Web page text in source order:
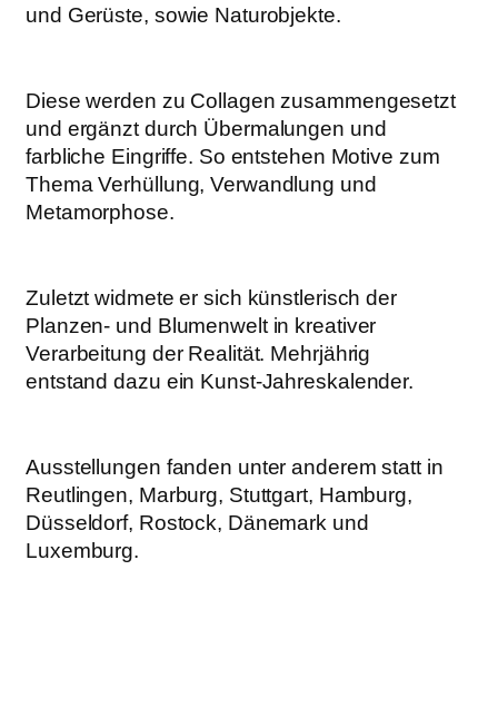
und Gerüste, sowie Naturobjekte.
Diese werden zu Collagen zusammengesetzt
und ergänzt durch Übermalungen und
farbliche Eingriffe. So entstehen Motive zum
Thema Verhüllung, Verwandlung und
Metamorphose.
Zuletzt widmete er sich künstlerisch der
Planzen- und Blumenwelt in kreativer
Verarbeitung der Realität. Mehrjährig
entstand dazu ein Kunst-Jahreskalender.
Ausstellungen fanden unter anderem statt in
Reutlingen, Marburg, Stuttgart, Hamburg,
Düsseldorf, Rostock, Dänemark und
Luxemburg.